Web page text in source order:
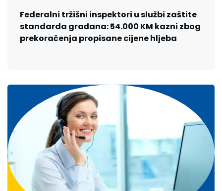
Federalni tržišni inspektori u službi zaštite
standarda građana: 54.000 KM kazni zbog
prekoračenja propisane cijene hljeba